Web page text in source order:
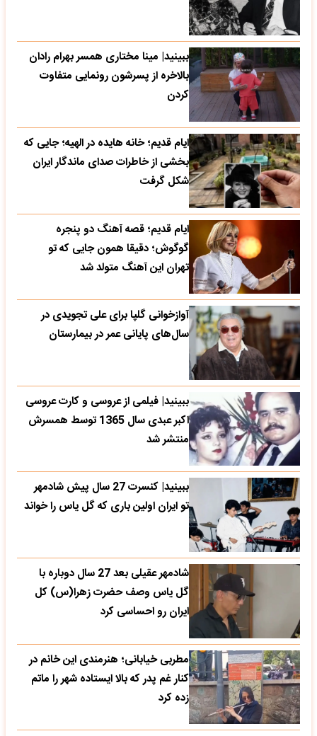
ببینید| مینا مختاری همسر بهرام رادان
بالاخره از پسرشون رونمایی متفاوت
کردن
ایام قدیم؛ خانه هایده در الهیه؛ جایی که
بخشی از خاطرات صدای ماندگار ایران
شکل گرفت
ایام قدیم؛ قصه آهنگ دو پنجره
گوگوش؛ دقیقا همون جایی که تو
تهران این آهنگ متولد شد
آوازخوانی گلپا برای علی تجویدی در
سال‌های پایانی عمر در بیمارستان
ببینید| فیلمی از عروسی و کارت عروسی
اکبر عبدی سال 1365 توسط همسرش
منتشر شد
ببینید| کنسرت 27 سال پیش شادمهر
تو ایران اولین باری که گل یاس را خواند
شادمهر عقیلی بعد 27 سال دوباره با
گل یاس وصف حضرت زهرا(س) کل
ایران رو احساسی کرد
مطربی خیابانی؛ هنرمندی این خانم در
کنار غم پدر که بالا ایستاده شهر را ماتم
زده کرد